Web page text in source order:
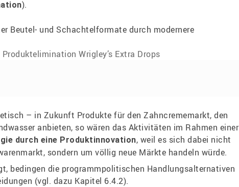
).
Wrigley’s Extra Drops
– in Zukunft Produkte für den Zahncrememarkt, den
anbieten, so wären das Aktivitäten im Rahmen einer
durch eine Produktinnovation, weil es sich dabei nicht
sondern um völlig neue Märkte handeln würde.
bedingen die programmpolitischen Handlungsalternativen
(vgl. dazu Kapitel 6.4.2).